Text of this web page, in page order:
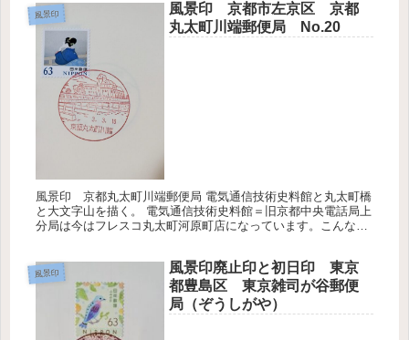
風景印
風景印 京都市左京区 京都
丸太町川端郵便局 No.20
風景印 京都丸太町川端郵便局 電気通信技術史料館と丸太町橋
と大文字山を描く。 電気通信技術史料館＝旧京都中央電話局上
分局は今はフレスコ丸太町河原町店になっています。こんな立
風景印
風景印廃止印と初日印 東京
都豊島区 東京雑司が谷郵便
局（ぞうしがや）